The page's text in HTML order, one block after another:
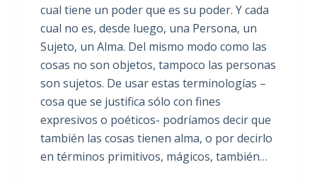
cual tiene un poder que es su poder. Y cada
cual no es, desde luego, una Persona, un
Sujeto, un Alma. Del mismo modo como las
cosas no son objetos, tampoco las personas
son sujetos. De usar estas terminologías –
cosa que se justifica sólo con fines
expresivos o poéticos- podríamos decir que
también las cosas tienen alma, o por decirlo
en términos primitivos, mágicos, también…